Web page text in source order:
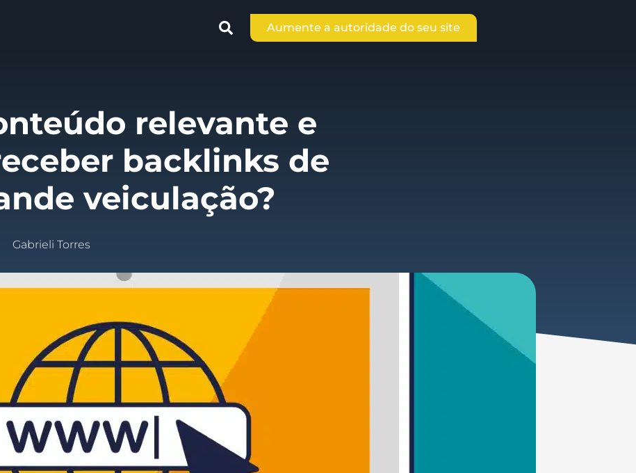
Aumente a autoridade do seu site
relevante e
backlinks de
veiculação?
Gabrieli Torres